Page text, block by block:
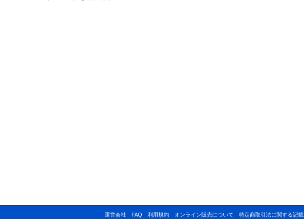
運営会社 FAQ 利用規約 オンライン販売について 特定商取引法に関する記載